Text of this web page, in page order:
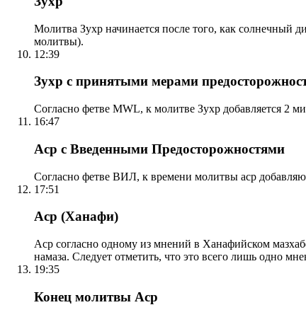
Молитва Зухр начинается после того, как солнечный
молитвы).
12:39
Зухр с принятыми мерами
Согласно фетве MWL, к молитве Зухр добавляется 2
16:47
Аср с Введенными Предосторожностями
Согласно фетве ВИЛ, к времени молитвы аср
17:51
Аср (Ханафи)
Аср согласно одному из мнений в Ханафийском
намаза. Следует отметить, что это всего лишь одно
19:35
Конец молитвы Аср